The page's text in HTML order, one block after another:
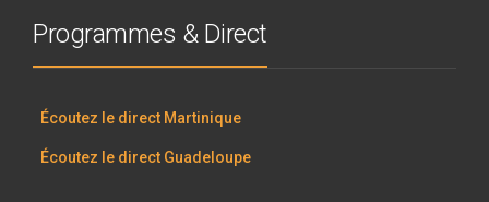
Programmes & Direct
Écoutez le direct Martinique
Écoutez le direct Guadeloupe